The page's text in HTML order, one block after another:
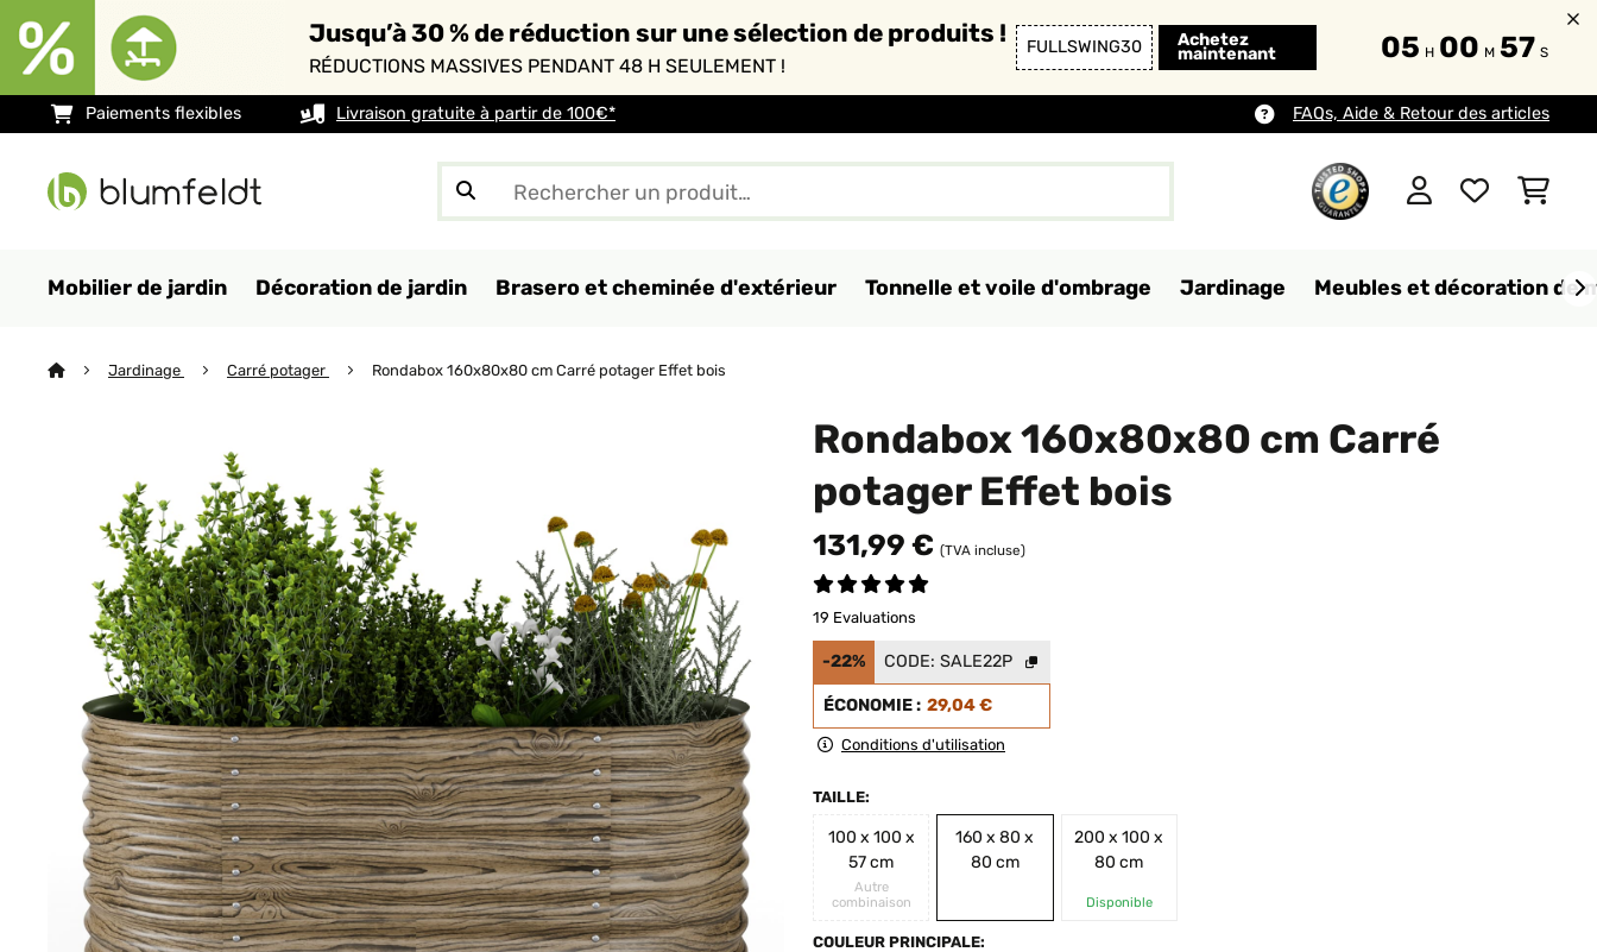
Jusqu’à 30 % de réduction sur une sélection de produits !
RÉDUCTIONS MASSIVES PENDANT 48 H SEULEMENT !
FULLSWING30 Achetez
maintenant 05 H 00 M 55 S
Paiements flexibles Livraison gratuite à partir de 100€* FAQs, Aide & Retour des articles
Mobilier de jardin Décoration de jardin Brasero et cheminée d'extérieur Tonnelle et voile d'ombrage Jardinage Meubles et décoration de
Jardinage Carré potager Rondabox 160x80x80 cm Carré potager Effet bois
Rondabox 160x80x80 cm Carré
potager Effet bois
131,99 € (TVA incluse)
19 Evaluations
-22% CODE: SALE22P
ÉCONOMIE : 29,04 €
Conditions d'utilisation
TAILLE:
100 x 100 x
57 cm
Autre
combinaison
160 x 80 x
80 cm
200 x 100 x
80 cm
Disponible
COULEUR PRINCIPALE: